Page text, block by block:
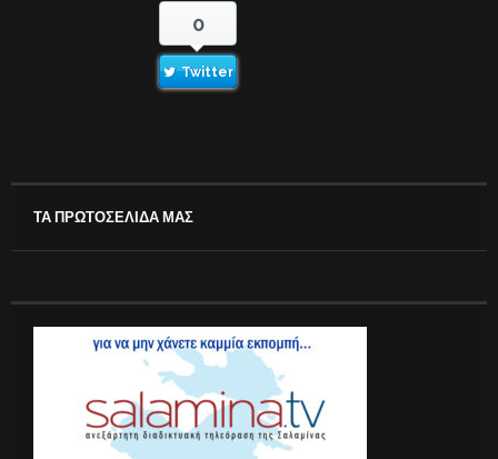
0
Twitter
ΤΑ ΠΡΩΤΟΣΕΛΙΔΑ ΜΑΣ